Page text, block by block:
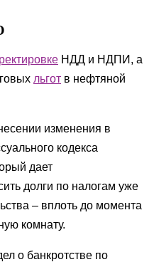
НДД и НДПИ, а
льгот в нефтяной
изменения в
кодекса
дает
долги по налогам уже
– вплоть до момента
комнату.
о банкротстве по